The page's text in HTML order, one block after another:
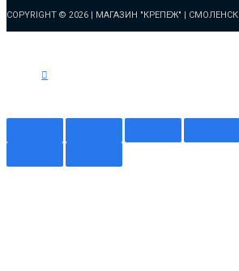
COPYRIGHT © 2026 | МАГАЗИН "КРЕПЕЖ" | СМОЛЕНСК